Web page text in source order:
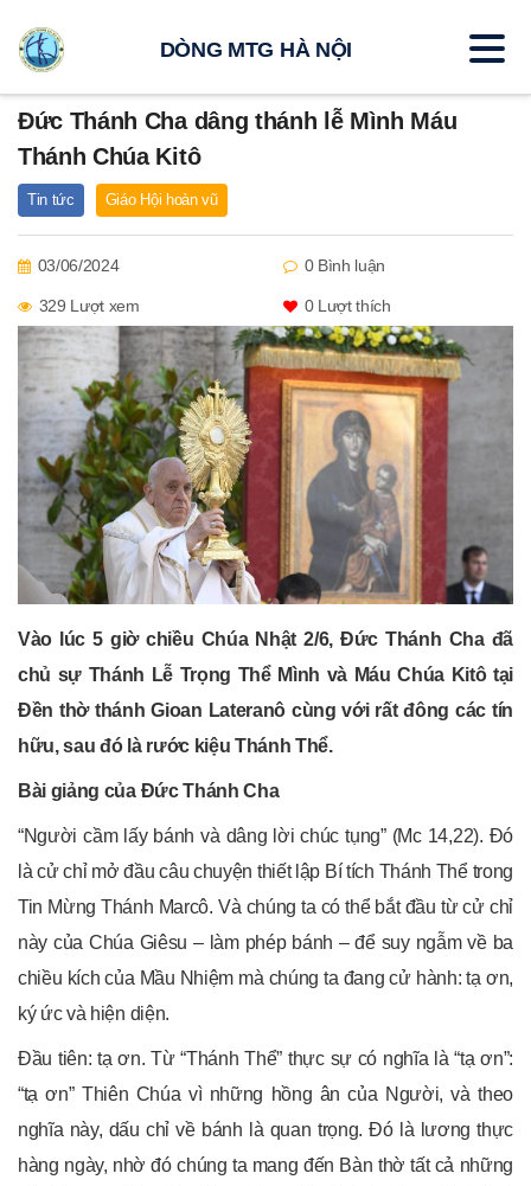
Đức Thánh Cha dâng thánh lễ Mình Máu
Thánh Chúa Kitô
Tin tức Giáo Hội hoàn vũ
03/06/2024 0 Bình luận
329 Lượt xem 0Lượt thích
Vào lúc 5 giờ chiều Chúa Nhật 2/6, Đức Thánh Cha đã
chủ sự Thánh Lễ Trọng Thể Mình và Máu Chúa Kitô tại
Đền thờ thánh Gioan Lateranô cùng với rất đông các tín
hữu, sau đó là rước kiệu Thánh Thể.
Bài giảng của Đức Thánh Cha
“Người cầm lấy bánh và dâng lời chúc tụng” (Mc 14,22). Đó
là cử chỉ mở đầu câu chuyện thiết lập Bí tích Thánh Thể trong
Tin Mừng Thánh Marcô. Và chúng ta có thể bắt đầu từ cử chỉ
này của Chúa Giêsu – làm phép bánh – để suy ngẫm về ba
chiều kích của Mầu Nhiệm mà chúng ta đang cử hành: tạ ơn,
ký ức và hiện diện.
Đầu tiên: tạ ơn. Từ “Thánh Thể” thực sự có nghĩa là “tạ ơn”:
“tạ ơn” Thiên Chúa vì những hồng ân của Người, và theo
nghĩa này, dấu chỉ về bánh là quan trọng. Đó là lương thực
hàng ngày, nhờ đó chúng ta mang đến Bàn thờ tất cả những
DÒNG MTG HÀ NỘI